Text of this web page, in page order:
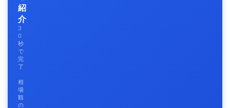
紹
介
3
0
秒
で
完
了
相
場
観
の